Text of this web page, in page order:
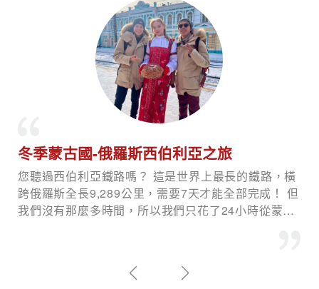
開箱沙壩夢幻山城最美五星級酒店
今天下午的重頭戲，那就是入住沙壩當地最高人氣的
五星級飯店，沙壩美憬閣穹頂酒店！光看封面圖就知
道多奢華！也只有跟到誠旺旅行社的北越團才有機會